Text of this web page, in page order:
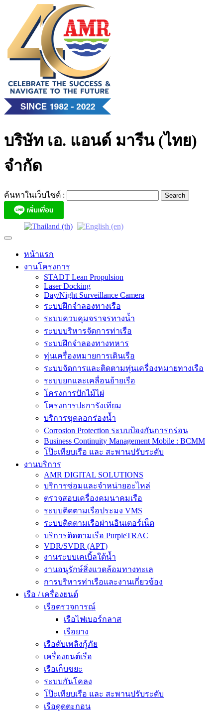
content
บริษัท เอ. แอนด์ มารีน (ไทย)
จำกัด
ค้นหาในเว็บไซต์ :
หน้าแรก
งานโครงการ
STADT Lean Propulsion
Laser Docking
Day/Night Surveillance Camera
ระบบฝึกจำลองทางเรือ
ระบบควบคุมจราจรทางน้ำ
ระบบบริหารจัดการท่าเรือ
ระบบฝึกจำลองทางทหาร
ทุ่นเครื่องหมายการเดินเรือ
ระบบจัดการและติดตามทุ่นเครื่องหมายทางเรือ
ระบบยกและเคลื่อนย้ายเรือ
โครงการปักไม้ไผ่
โครงการปะการังเทียม
บริการขุดลอกร่องน้ำ
Corrosion Protection ระบบป้องกันการกร่อน
Business Continuity Management Mobile : BCMM
โป๊ะเทียบเรือ และ สะพานปรับระดับ
งานบริการ
AMR DIGITAL SOLUTIONS
บริการซ่อมและจำหน่ายอะไหล่
ตรวจสอบเครื่องคมนาคมเรือ
ระบบติดตามเรือประมง VMS
ระบบติดตามเรือผ่านอินเตอร์เน็ต
บริการติดตามเรือ PurpleTRAC
VDR/SVDR (APT)
งานระบบเคเบิ้ลใต้น้ำ
งานอนุรักษ์สิ่งแวดล้อมทางทะเล
การบริหารท่าเรือและงานเกี่ยวข้อง
เรือ / เครื่องยนต์
เรือตรวจการณ์
เรือไฟเบอร์กลาส
เรือยาง
เรือดับเพลิงกู้ภัย
เครื่องยนต์เรือ
เรือเก็บขยะ
ระบบกันโคลง
โป๊ะเทียบเรือ และ สะพานปรับระดับ
เรือดูดตะกอน